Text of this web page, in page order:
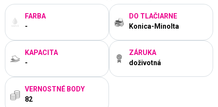
FARBA
-
DO TLAČIARNE
Konica-Minolta
KAPACITA
-
ZÁRUKA
doživotná
VERNOSTNÉ BODY
82